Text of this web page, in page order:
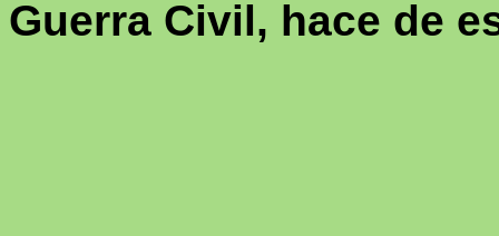
Guerra Civil, hace de